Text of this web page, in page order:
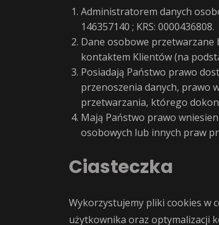
Administratorem danych
146357140 ; KRS: 0000436808.
Dane osobowe przetwarzane
kontaktem Klientów (na
Posiadają Państwo prawo
przenoszenia danych, prawo
przetwarzania, którego
Mają Państwo prawo
osobowych lub innych praw
Ciasteczka
Wykorzystujemy pliki cookies w
użytkownika oraz optymalizacji